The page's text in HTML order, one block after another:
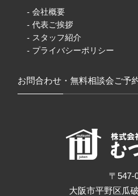
- 会社概要
- 代表ご挨拶
- スタッフ紹介
- プライバシーポリシー
お問合わせ・無料相談会ご予
〒547-
大阪市平野区瓜